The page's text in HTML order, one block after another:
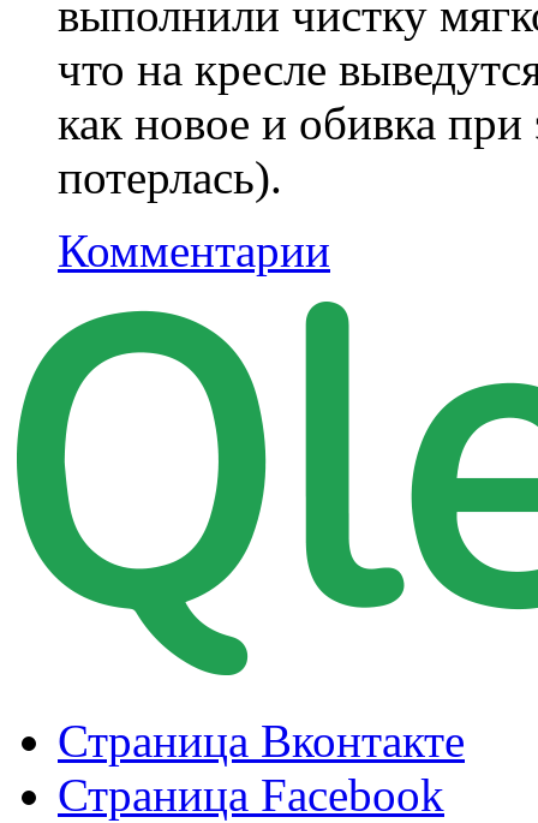
выполнили чистку
что на кресле
как новое и обивка
потерлась).
Комментарии
Страница Вконтакте
Страница Facebook